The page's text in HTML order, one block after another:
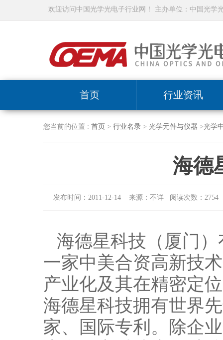
欢迎访问中国光学光电子行业网！ 主办单位：中国光学
首页 行业资讯
您当前的位置 : 首页 > 行业名录> 光学元件与仪器 >光学
海德
发布时间：2011-12-14 来源：不详 阅读次数：2754
海德星科技（厦门
一家中美合资高新技
产业化及其在精密定
海德星科技拥有世界
家、国际专利。除企